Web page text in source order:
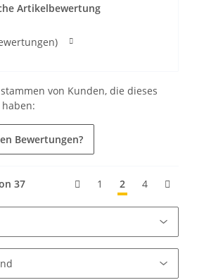
Artikelbewertung
von Kunden, die dieses
Bewertungen?
37 1 2 4